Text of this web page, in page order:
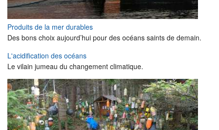
Produits de la mer durables
Des bons choix aujourd’hui pour des océans saints de demain.
L'acidification des océans
Le vilain jumeau du changement climatique.